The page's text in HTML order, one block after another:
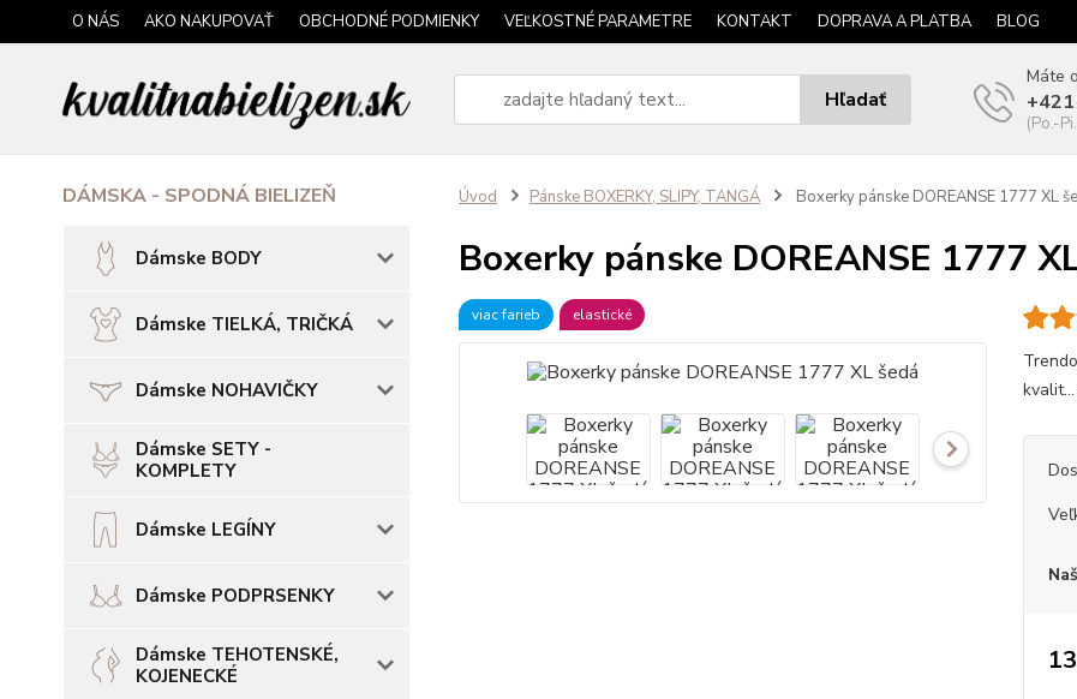
O NÁS AKO NAKUPOVAŤ OBCHODNÉ PODMIENKY VEĽKOSTNÉ PARAMETRE KONTAKT DOPRAVA A PLATBA BLOG
Hľadať
Máte
(Po.-
DÁMSKA - SPODNÁ BIELIZEŇ
Dámske BODY
Dámske TIELKÁ, TRIČKÁ
Dámske NOHAVIČKY
Dámske SETY -
KOMPLETY
Dámske LEGÍNY
Dámske PODPRSENKY
Dámske TEHOTENSKÉ,
KOJENECKÉ
Úvod Pánske BOXERKY, SLIPY, TANGÁ Boxerky pánske DOREANSE 1777 XL
Boxerky pánske DOREANSE 1777
viac farieb elastické
kvalit...